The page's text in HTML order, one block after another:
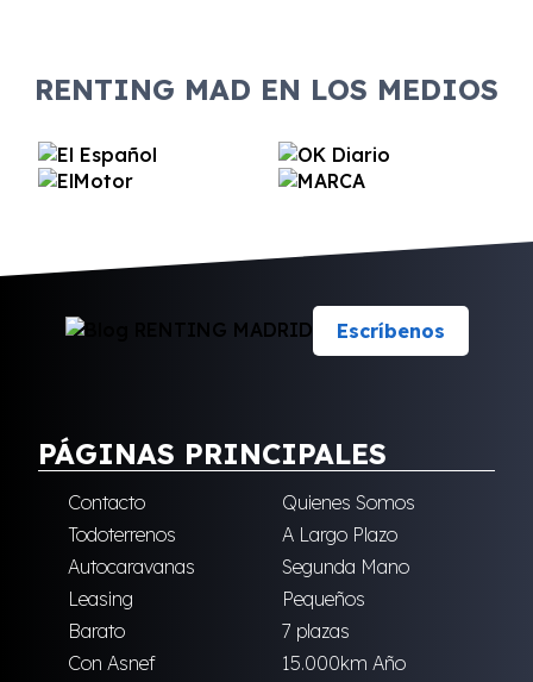
RENTING MAD EN LOS MEDIOS
Escríbenos
PÁGINAS PRINCIPALES
Contacto
Quienes Somos
Todoterrenos
A Largo Plazo
Autocaravanas
Segunda Mano
Leasing
Pequeños
Barato
7 plazas
Con Asnef
15.000km Año